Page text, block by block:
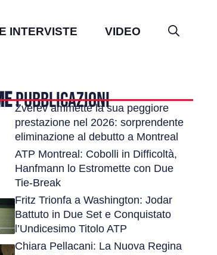
INTERVISTE VIDEO
PUBBLICAZIONI
Zverev ammette la sua peggiore
prestazione nel 2026: sorprendente
eliminazione al debutto a Montreal
ATP Montreal: Cobolli in Difficoltà,
Hanfmann lo Estromette con Due
Tie-Break
Fritz Trionfa a Washington: Jodar
Battuto in Due Set e Conquistato
l’Undicesimo Titolo ATP
Chiara Pellacani: La Nuova Regina